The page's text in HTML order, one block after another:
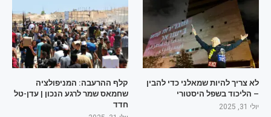
לא צריך להיות שמאלני כדי להבין
– הליכוד בשפל היסטורי
יולי 31, 2025
קלף ההרעבה: המניפולציה
שחמאס שמר לרגע הנכון | עדן-טל
חדד